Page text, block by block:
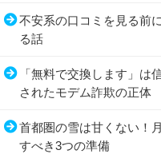
不安系の口コミを見る前
る話
「無料で交換します」は
されたモデム詐欺の正体
首都圏の雪は甘くない！
すべき3つの準備